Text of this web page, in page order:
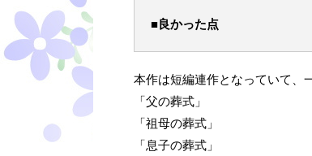
■良かった点
本作は短編連作となっていて、
「父の葬式」
「祖母の葬式」
「息子の葬式」